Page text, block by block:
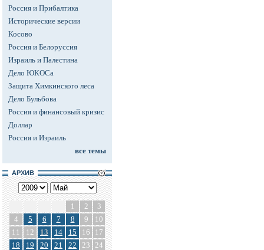
Россия и Прибалтика
Исторические версии
Косово
Россия и Белоруссия
Израиль и Палестина
Дело ЮКОСа
Защита Химкинского леса
Дело Бульбова
Россия и финансовый кризис
Доллар
Россия и Израиль
все темы
АРХИВ
1 2
3
4
5 6 7 8 9
10
11
12 13 14 15 16
17
18
19 20 21 22 23 24